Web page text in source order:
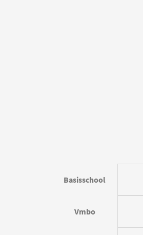
Basisschool
Vmbo